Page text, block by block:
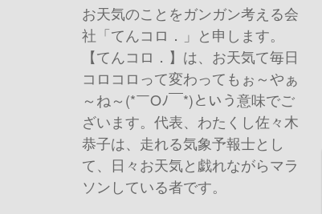
お天気のことをガンガン考える会
社「てんコロ．」と申します。
【てんコロ．】は、お天気て毎日
コロコロって変わってもぉ～やぁ
～ね～(*￣Oﾉ￣*)という意味でご
ざいます。代表、わたくし佐々木
恭子は、走れる気象予報士とし
て、日々お天気と戯れながらマラ
ソンしている者です。